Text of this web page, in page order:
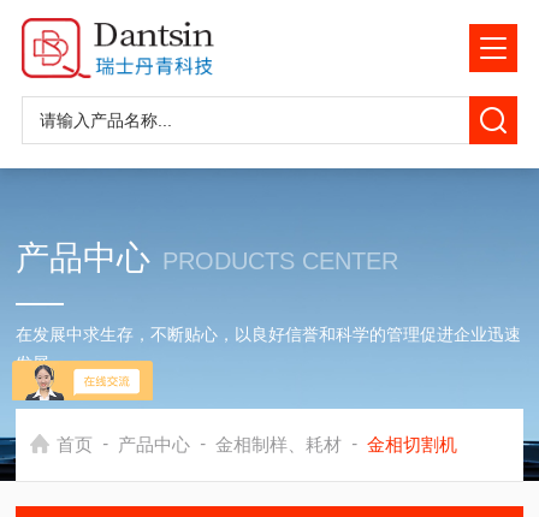
产品中心 PRODUCTS CENTER
在发展中求生存，不断贴心，以良好信誉和科学的管理促进企业迅速
发展
首页 - 产品中心 - 金相制样、耗材 - 金相切割机